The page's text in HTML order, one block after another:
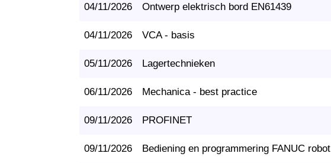
04/11/2026 Ontwerp elektrisch bord EN61439
04/11/2026 VCA - basis
05/11/2026 Lagertechnieken
06/11/2026 Mechanica - best practice
09/11/2026 PROFINET
09/11/2026 Bediening en programmering FANUC robot